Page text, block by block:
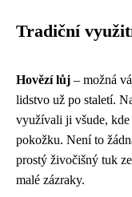
Tradiční
Hovězí lůj – možná
lidstvo už po staletí.
využívali ji všude, kde
pokožku. Není to
prostý živočišný tuk
malé zázraky.